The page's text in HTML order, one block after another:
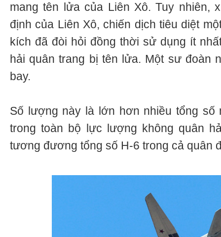
mang tên lửa của Liên Xô. Tuy nhiên,
định của Liên Xô, chiến dịch tiêu diệt
kích đã đòi hỏi đồng thời sử dụng ít
hải quân trang bị tên lửa. Một sư đoàn
bay.
Số lượng này là lớn hơn nhiều tổng số
trong toàn bộ lực lượng không quân
tương đương tổng số H-6 trong cả quân